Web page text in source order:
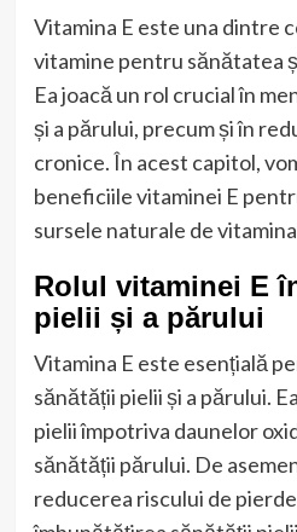
Vitamina E este una dintre
vitamine pentru sănătatea
Ea joacă un rol crucial în
și a părului, precum și în
cronice. În acest capitol,
beneficiile vitaminei E
sursele naturale de
Rolul vitaminei E
pielii și a părului
Vitamina E este esențială
sănătății pielii și a părului.
pielii împotriva daunelor
sănătății părului. De
reducerea riscului de